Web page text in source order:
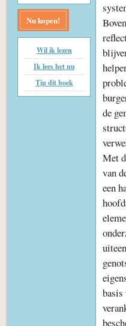
Nu kopen!
Wil ik lezen
Ik lees het nu
Tip dit boek
de
Met
van
een